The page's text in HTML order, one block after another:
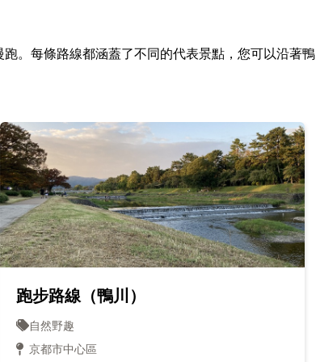
。每條路線都涵蓋了不同的代表景點，您可以沿著鴨
跑步路線（鴨川）
自然野趣
京都市中心區